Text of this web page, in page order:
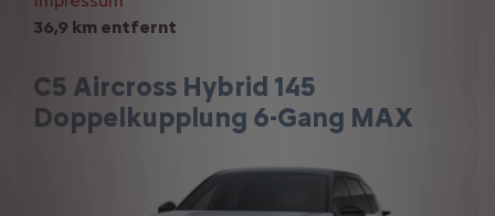
36,9 km entfernt
C5 Aircross Hybrid 145
Doppelkupplung 6-Gang MAX